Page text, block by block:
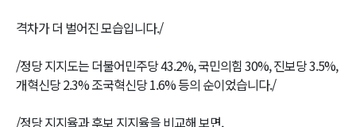
격차가 더 벌어진 모습입니다./
/정당 지지도는 더불어민주당 43.2%, 국민의힘 30%, 진보당 3.5%,
개혁신당 2.3% 조국혁신당 1.6% 등의 순이었습니다./
/정당 지지율과 후보 지지율을 비교해 보면,